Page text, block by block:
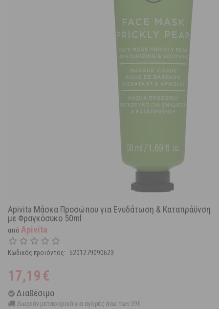
Apivita Μάσκα Προσώπου για Ενυδάτωση & Καταπράϋνση
με Φραγκόσυκο 50ml
από Apivita
Κωδικός προϊόντος: 5201279090623
17,19€
Διαθέσιμο
Δωρεάν μεταφορικά για αγορές άνω των 39€